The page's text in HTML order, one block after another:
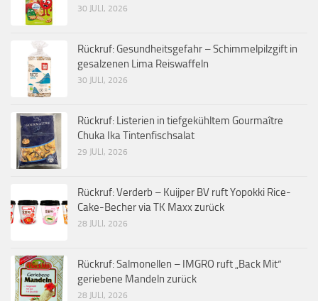
30 JULI, 2026
Rückruf: Gesundheitsgefahr – Schimmelpilzgift in
gesalzenen Lima Reiswaffeln
30 JULI, 2026
Rückruf: Listerien in tiefgekühltem Gourmaître
Chuka Ika Tintenfischsalat
29 JULI, 2026
Rückruf: Verderb – Kuijper BV ruft Yopokki Rice-
Cake-Becher via TK Maxx zurück
28 JULI, 2026
Rückruf: Salmonellen – IMGRO ruft „Back Mit“
geriebene Mandeln zurück
28 JULI, 2026